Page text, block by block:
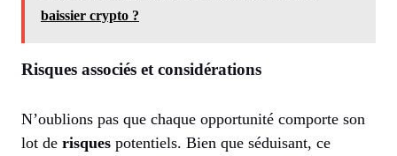
baissier crypto ?
Risques associés et considérations
N’oublions pas que chaque opportunité comporte son
lot de risques potentiels. Bien que séduisant, ce